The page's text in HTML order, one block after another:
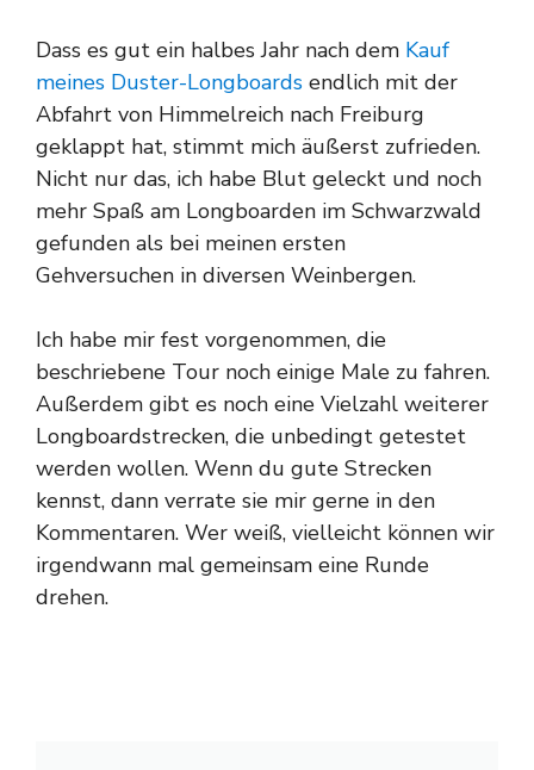
Dass es gut ein halbes Jahr nach dem Kauf
meines Duster-Longboards endlich mit der
Abfahrt von Himmelreich nach Freiburg
geklappt hat, stimmt mich äußerst zufrieden.
Nicht nur das, ich habe Blut geleckt und noch
mehr Spaß am Longboarden im Schwarzwald
gefunden als bei meinen ersten
Gehversuchen in diversen Weinbergen.
Ich habe mir fest vorgenommen, die
beschriebene Tour noch einige Male zu fahren.
Außerdem gibt es noch eine Vielzahl weiterer
Longboardstrecken, die unbedingt getestet
werden wollen. Wenn du gute Strecken
kennst, dann verrate sie mir gerne in den
Kommentaren. Wer weiß, vielleicht können wir
irgendwann mal gemeinsam eine Runde
drehen.